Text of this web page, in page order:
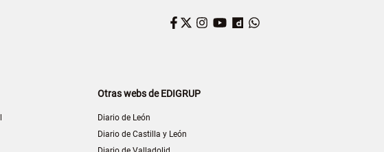
Facebook
Twitter
Instagram
YouTube
Dailymotion
Otras webs de EDIGRUP
Diario de León
Diario de Castilla y León